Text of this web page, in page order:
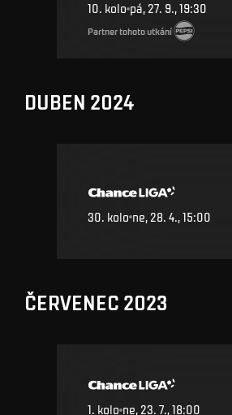
10. kolo pá, 27. 9., 19:30
Partner tohoto utkání
DUBEN 2024
30 kolo ne, 28. 4., 15:00
ČERVENEC 2023
1. kolo ne, 23. 7., 18:00